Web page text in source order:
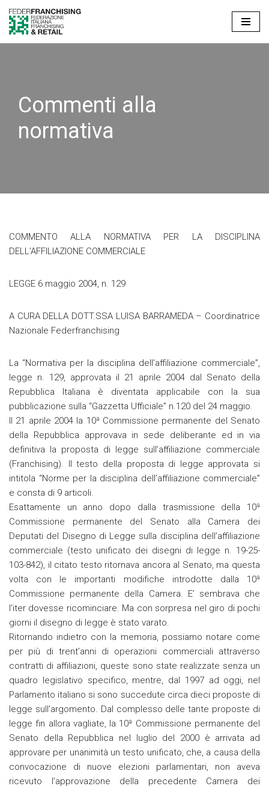
Vai
al
Commenti alla
normativa
COMMENTO ALLA NORMATIVA PER LA DISCIPLINA
DELL’AFFILIAZIONE COMMERCIALE
LEGGE 6 maggio 2004, n. 129
A CURA DELLA DOTT.SSA LUISA BARRAMEDA – Coordinatrice
Nazionale Federfranchising
La “Normativa per la disciplina dell’affiliazione commerciale”,
legge n. 129, approvata il 21 aprile 2004 dal Senato della
Repubblica Italiana è diventata applicabile con la sua
pubblicazione sulla “Gazzetta Ufficiale” n.120 del 24 maggio.
Il 21 aprile 2004 la 10ª Commissione permanente del Senato
della Repubblica approvava in sede deliberante ed in via
definitiva la proposta di legge sull’affiliazione commerciale
(Franchising). Il testo della proposta di legge approvata si
intitola “Norme per la disciplina dell’affiliazione commerciale”
e consta di 9 articoli.
Esattamente un anno dopo dalla trasmissione della 10ª
Commissione permanente del Senato alla Camera dei
Deputati del Disegno di Legge sulla disciplina dell’affiliazione
commerciale (testo unificato dei disegni di legge n. 19-25-
103-842), il citato testo ritornava ancora al Senato, ma questa
volta con le importanti modifiche introdotte dalla 10ª
Commissione permanente della Camera. E’ sembrava che
l’iter dovesse ricominciare. Ma con sorpresa nel giro di pochi
giorni il disegno di legge è stato varato.
Ritornando indietro con la memoria, possiamo notare come
per più di trent’anni di operazioni commerciali attraverso
contratti di affiliazioni, queste sono state realizzate senza un
quadro legislativo specifico, mentre, dal 1997 ad oggi, nel
Parlamento italiano si sono succedute circa dieci proposte di
legge sull’argomento. Dal complesso delle tante proposte di
legge fin allora vagliate, la 10ª Commissione permanente del
Senato della Repubblica nel luglio del 2000 è arrivata ad
approvare per unanimità un testo unificato, che, a causa della
convocazione di nuove elezioni parlamentari, non aveva
ricevuto l’approvazione della precedente Camera dei